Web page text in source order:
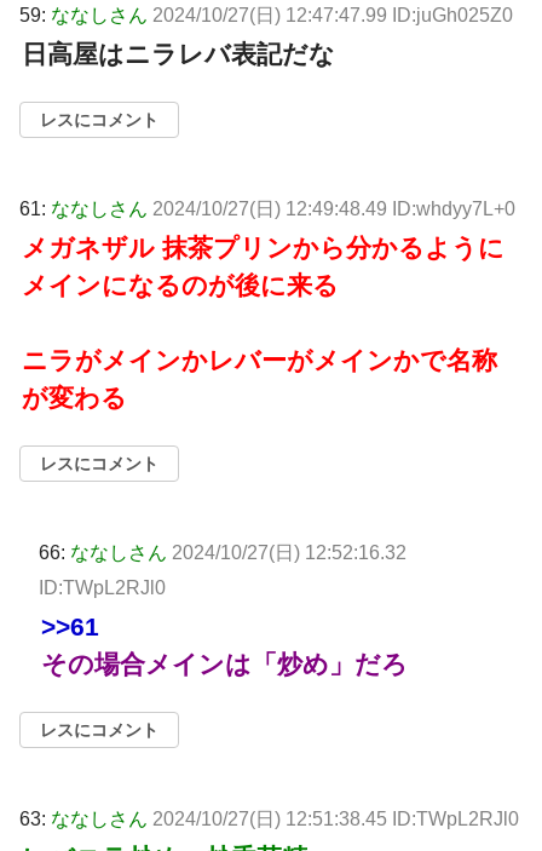
59: ななしさん 2024/10/27(日) 12:47:47.99 ID:juGh025Z0
日高屋はニラレバ表記だな
レスにコメント
61: ななしさん 2024/10/27(日) 12:49:48.49 ID:whdyy7L+0
メガネザル 抹茶プリンから分かるように
メインになるのが後に来る
ニラがメインかレバーがメインかで名称
が変わる
レスにコメント
66: ななしさん 2024/10/27(日) 12:52:16.32
ID:TWpL2RJl0
>>61
その場合メインは「炒め」だろ
レスにコメント
63: ななしさん 2024/10/27(日) 12:51:38.45 ID:TWpL2RJl0